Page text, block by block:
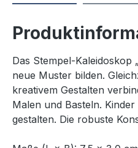
Das Stempel-Kaleidoskop
neue Muster bilden.
kreativem Gestalten
Malen und Basteln.
gestalten. Die robuste